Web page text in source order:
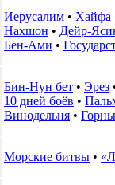
Иерусалим • Хайфа
Нахшон • Дейр-
Бен-Ами •
Бин-Нун бет • Эрез
10 дней боёв •
Винодельня •
Морские битвы •